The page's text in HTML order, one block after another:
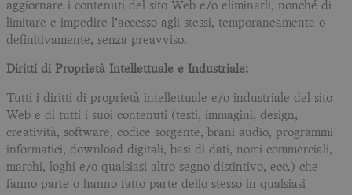
aggiornare i contenuti del sito Web e/o eliminarli, nonché di
limitare e impedire l’accesso agli stessi, temporaneamente o
definitivamente, senza preavviso.
Diritti di Proprietà Intellettuale e Industriale:
Tutti i diritti di proprietà intellettuale e/o industriale del sito
Web e di tutti i suoi contenuti (testi, immagini, design,
creatività, software, codice sorgente, brani audio, programmi
informatici, download digitali, basi di dati, nomi commerciali,
marchi, loghi e/o qualsiasi altro segno distintivo, ecc.) che
fanno parte o hanno fatto parte dello stesso in qualsiasi